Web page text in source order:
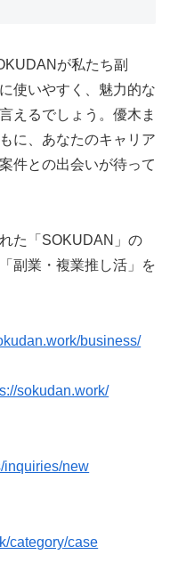
が私たち副
使いやすく、魅力的な
えるでしょう。優木ま
に、あなたのキャリア
件との出会いが待って
た「SOKUDAN」の
副業・複業推し活」を
business/
sokudan.work/
inquiries/new
category/case